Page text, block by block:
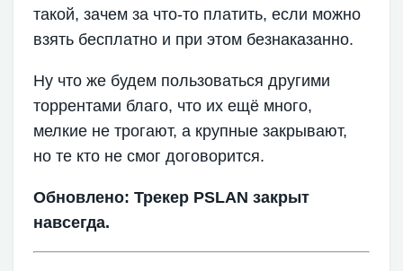
такой, зачем за что-то платить, если можно
взять бесплатно и при этом безнаказанно.
Ну что же будем пользоваться другими
торрентами благо, что их ещё много,
мелкие не трогают, а крупные закрывают,
но те кто не смог договорится.
Обновлено: Трекер PSLAN закрыт
навсегда.